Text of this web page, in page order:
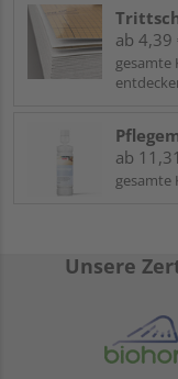
ab 4,39
gesamte
ab
gesamte
Unsere